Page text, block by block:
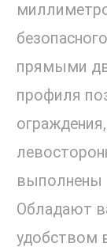
прямыми
профиля
выполнены
Обладают
удобством